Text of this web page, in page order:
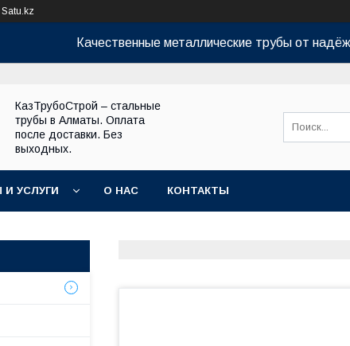
Качественные металлические трубы от
КазТрубоСтрой – стальные
трубы в Алматы. Оплата
после доставки. Без
выходных.
И УСЛУГИ О НАС КОНТАКТЫ